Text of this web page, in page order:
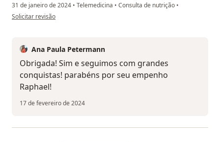
31 de janeiro de 2024 • Telemedicina • Consulta de nutrição •
na opinião do utilizador Raphael
Solicitar revisão
Ana Paula Petermann
Obrigada! Sim e seguimos com grandes
conquistas! parabéns por seu empenho
Raphael!
17 de fevereiro de 2024